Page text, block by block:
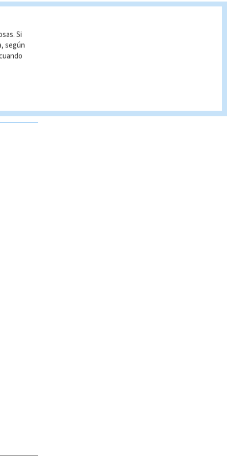
Si
según